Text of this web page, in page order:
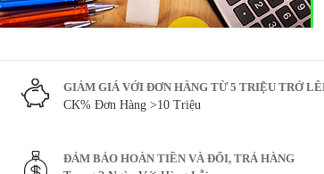
GIẢM GIÁ VỚI ĐƠN HÀNG TỪ 5 TRIỆU TRỞ
CK% Đơn Hàng >10 Triệu
ĐẢM BẢO HOÀN TIỀN VÀ ĐỔI, TRẢ HÀNG